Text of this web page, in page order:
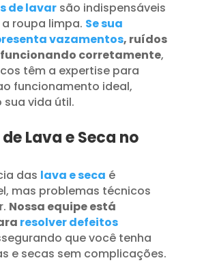
de lavar são indispensáveis
roupa limpa. Se sua
vazamentos, ruídos
corretamente,
têm a expertise para
funcionamento ideal,
vida útil.
Lava e Seca no
das lava e seca é
mas problemas técnicos
Nossa equipe está
resolver defeitos
que você tenha
e secas sem complicações.